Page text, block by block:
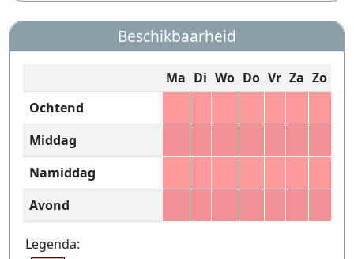
Beschikbaarheid
Ma Di Wo Do Vr Za Zo
Ochtend
Middag
Namiddag
Avond
Legenda: